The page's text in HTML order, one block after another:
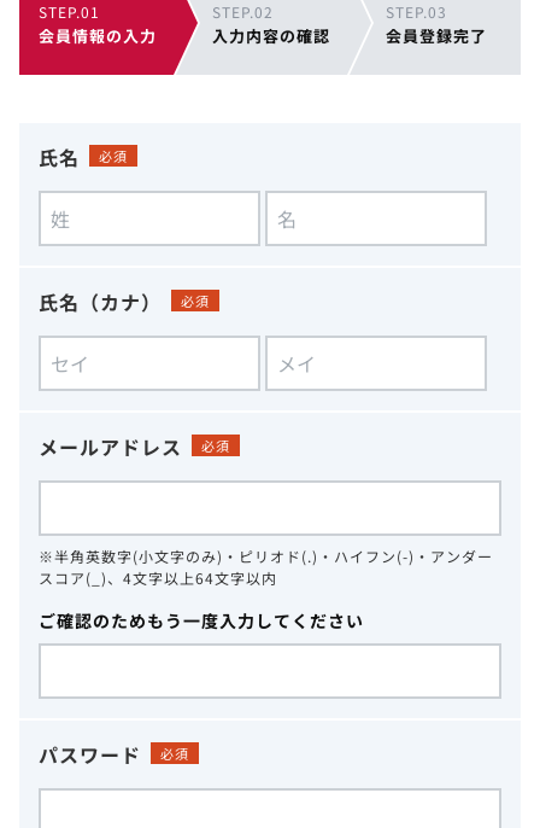
STEP.01
会員情報の入力
STEP.02
入力内容の確認
STEP.03
会員登録完了
氏名 必須
氏名（カナ） 必須
メールアドレス 必須
※半角英数字(小文字のみ)・ピリオド(.)・ハイフン(-)・アンダー
スコア(_)、4文字以上64文字以内
ご確認のためもう一度入力してください
パスワード 必須